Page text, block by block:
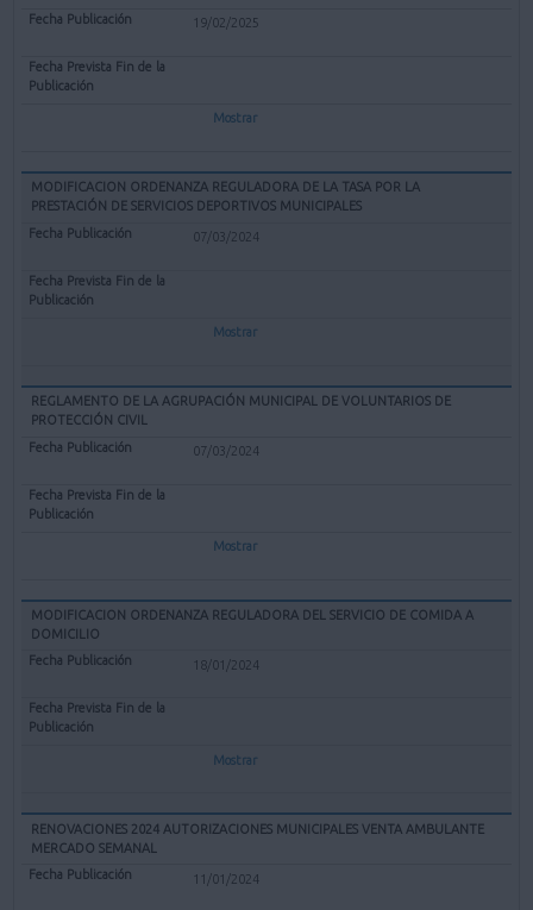
19/02/2025
Mostrar
MODIFICACION ORDENANZA REGULADORA DE LA TASA POR LA
PRESTACIÓN DE SERVICIOS DEPORTIVOS MUNICIPALES
07/03/2024
Mostrar
REGLAMENTO DE LA AGRUPACIÓN MUNICIPAL DE VOLUNTARIOS DE
PROTECCIÓN CIVIL
07/03/2024
Mostrar
MODIFICACION ORDENANZA REGULADORA DEL SERVICIO DE COMIDA A
DOMICILIO
18/01/2024
Mostrar
RENOVACIONES 2024 AUTORIZACIONES MUNICIPALES VENTA AMBULANTE
MERCADO SEMANAL
11/01/2024